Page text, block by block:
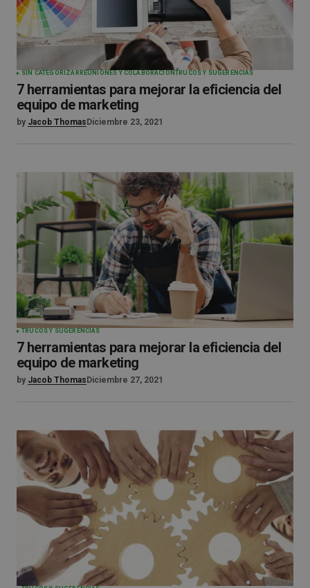
SIN CATEGORIZAR REUNIONES Y COLABORACIÓNTRUCOS Y SUGERENCIAS
7 herramientas para mejorar la eficiencia del
equipo de marketing
by Jacob Thomas Diciembre 23, 2021
TRUCOS Y SUGERENCIAS
7 herramientas para mejorar la eficiencia del
equipo de marketing
by Jacob Thomas Diciembre 27, 2021